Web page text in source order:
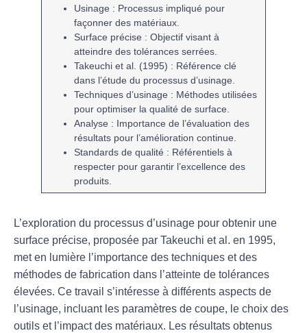
Usinage : Processus impliqué pour
façonner des matériaux.
Surface précise : Objectif visant à
atteindre des tolérances serrées.
Takeuchi et al. (1995) : Référence clé
dans l’étude du processus d’usinage
Techniques d’usinage : Méthodes utilisées
pour optimiser la qualité de surface.
Analyse : Importance de l’évaluation des
résultats pour l’amélioration continue.
Standards de qualité : Référentiels à
respecter pour garantir l’excellence des
produits.
L’exploration du processus d’usinage pour obtenir une
surface précise, proposée par Takeuchi et al. en 1995,
met en lumière l’importance des techniques et des
méthodes de fabrication dans l’atteinte de tolérances
élevées. Ce travail s’intéresse à différents aspects de
l’usinage, incluant les paramètres de coupe, le choix des
outils et l’impact des matériaux. Les résultats obtenus